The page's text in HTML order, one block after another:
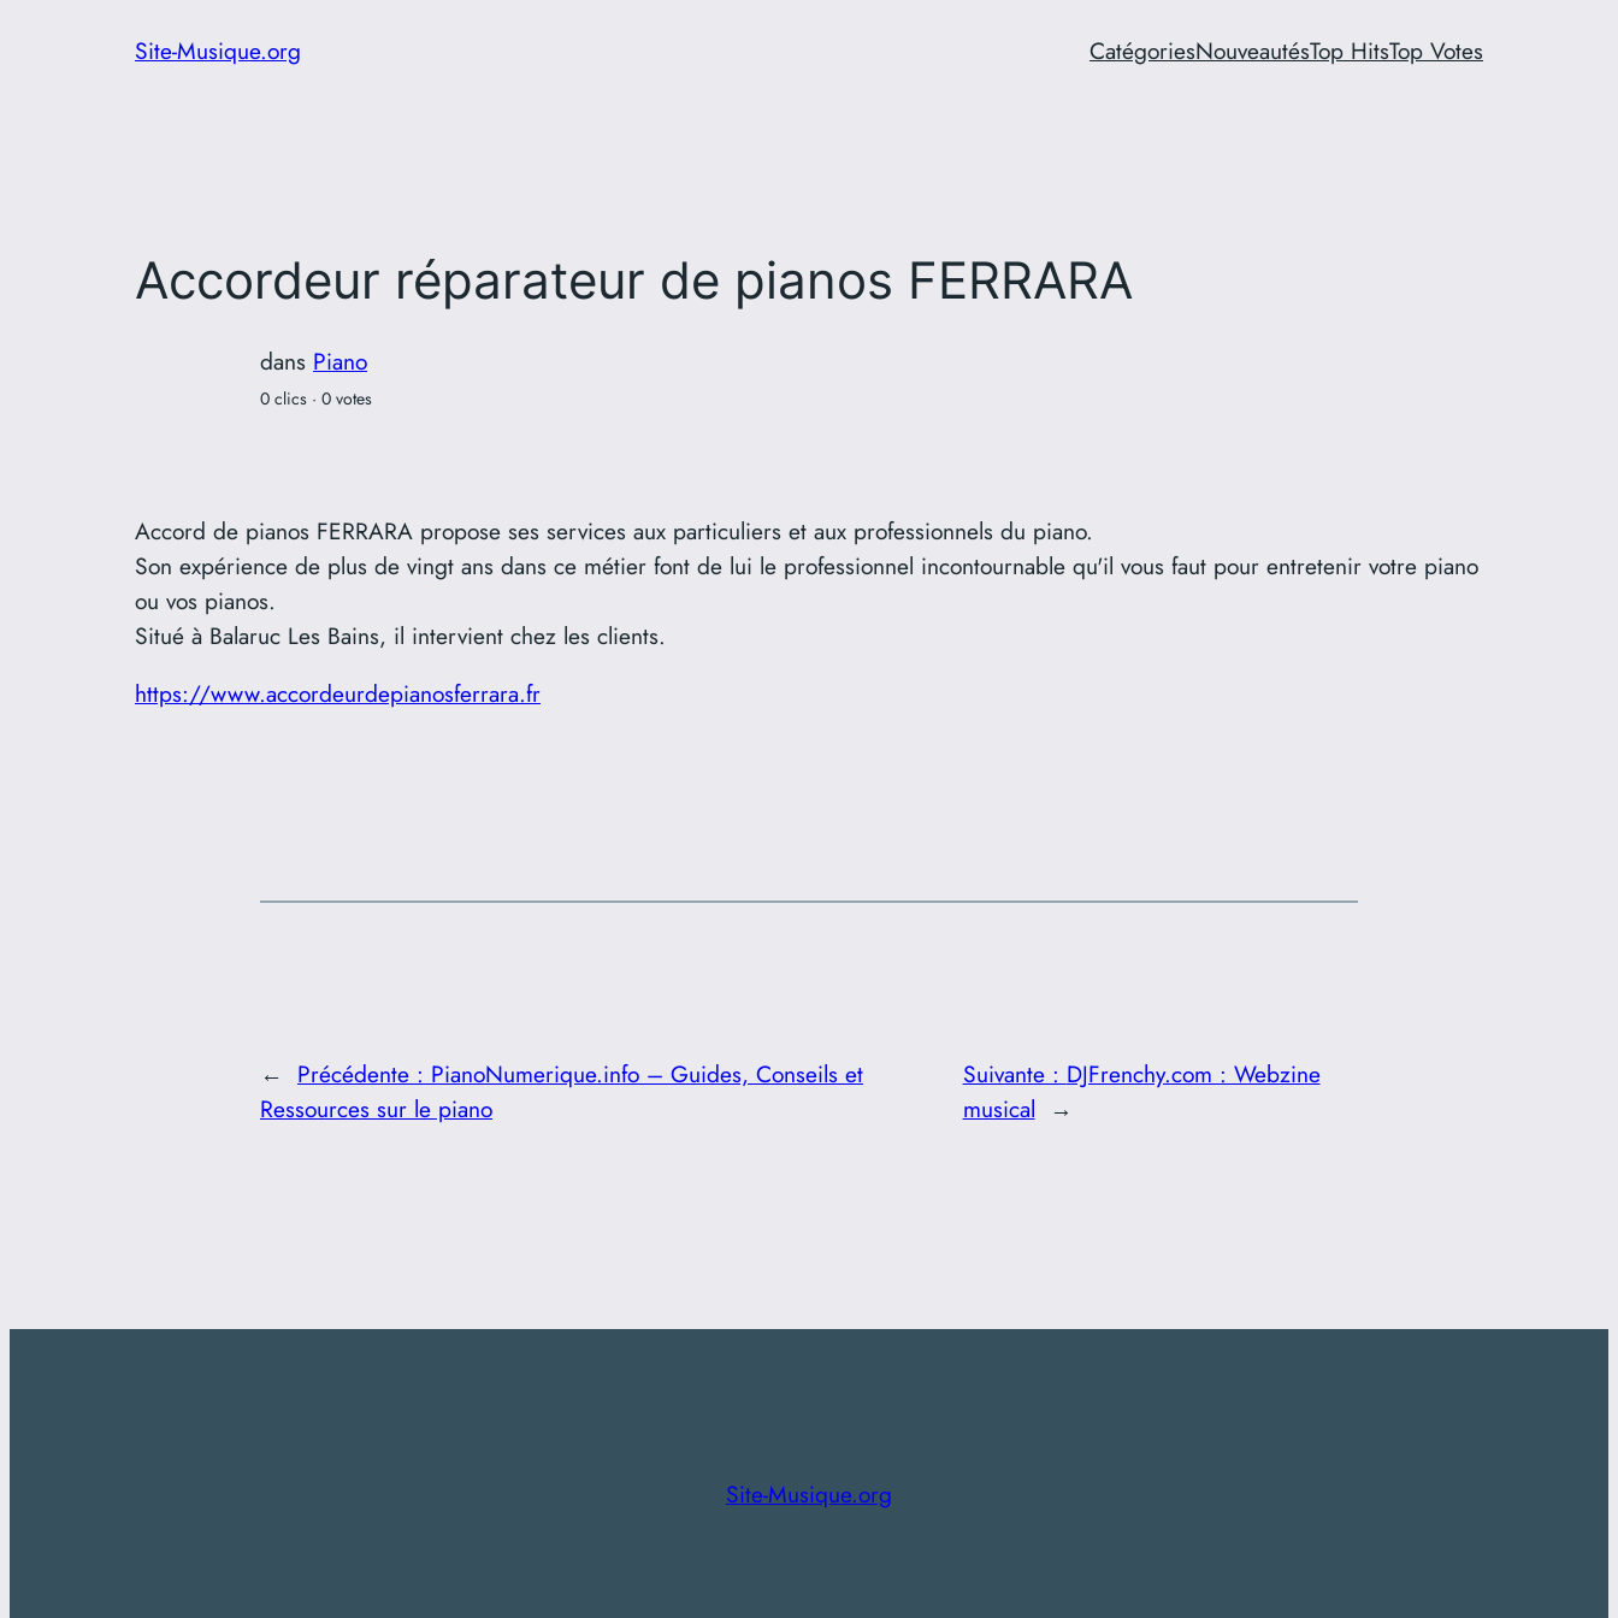
Site-Musique.org CatégoriesNouveautésTop HitsTop Votes
Accordeur réparateur de pianos FERRARA
dans Piano
0 clics · 0 votes
Accord de pianos FERRARA propose ses services aux particuliers et aux professionnels du piano.
Son expérience de plus de vingt ans dans ce métier font de lui le professionnel incontournable qu'il vous faut pour entretenir votre piano
ou vos pianos.
Situé à Balaruc Les Bains, il intervient chez les clients.
https://www.accordeurdepianosferrara.fr
← Précédente : PianoNumerique.info – Guides, Conseils et
Ressources sur le piano
Suivante : DJFrenchy.com : Webzine
musical →
Site-Musique.org